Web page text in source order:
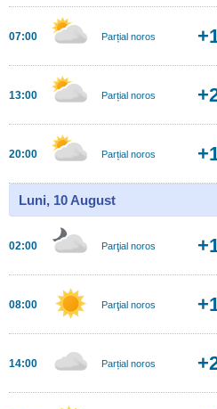
07:00 Parțial noros
13:00 Parțial noros
20:00 Parțial noros
Luni, 10 August
02:00 Parţial noros
08:00 Parţial noros
14:00 Parțial noros